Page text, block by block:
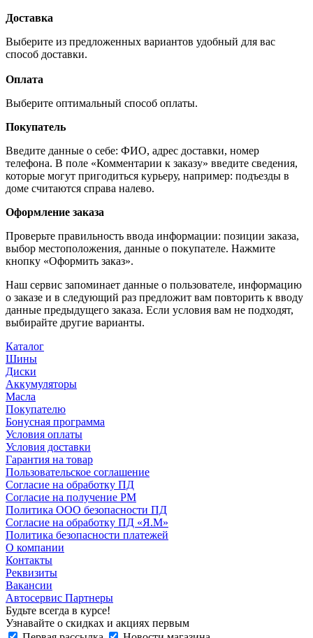
Доставка
Выберите из предложенных вариантов удобный для вас
способ доставки.
Оплата
Выберите оптимальный способ оплаты.
Покупатель
Введите данные о себе: ФИО, адрес доставки, номер
телефона. В поле «Комментарии к заказу» введите сведения,
которые могут пригодиться курьеру, например: подъезды в
доме считаются справа налево.
Оформление заказа
Проверьте правильность ввода информации: позиции заказа,
выбор местоположения, данные о покупателе. Нажмите
кнопку «Оформить заказ».
Наш сервис запоминает данные о пользователе, информацию
о заказе и в следующий раз предложит вам повторить к вводу
данные предыдущего заказа. Если условия вам не подходят,
выбирайте другие варианты.
Каталог
Шины
Диски
Аккумуляторы
Масла
Покупателю
Бонусная программа
Условия оплаты
Условия доставки
Гарантия на товар
Пользовательское соглашение
Согласие на обработку ПД
Согласие на получение РМ
Политика ООО безопасности ПД
Согласие на обработку ПД «Я.М»
Политика безопасности платежей
О компании
Контакты
Реквизиты
Вакансии
Автосервис Партнеры
Будьте всегда в курсе!
Узнавайте о скидках и акциях первым